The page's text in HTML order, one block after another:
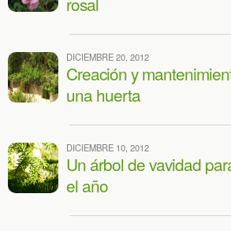
DICIEMBRE 20, 2012
Creación y
una huerta
DICIEMBRE 10, 2012
Un árbol de vavidad
el año